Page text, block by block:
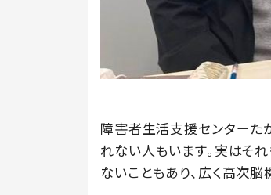
障害者生活支援センターた
れない人もいます。実はそ
ないこともあり、広く高次